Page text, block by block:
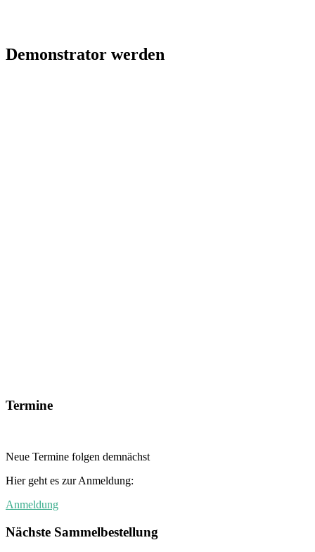
Demonstrator werden
Termine
Neue Termine folgen demnächst
Hier geht es zur Anmeldung:
Anmeldung
Nächste Sammelbestellung